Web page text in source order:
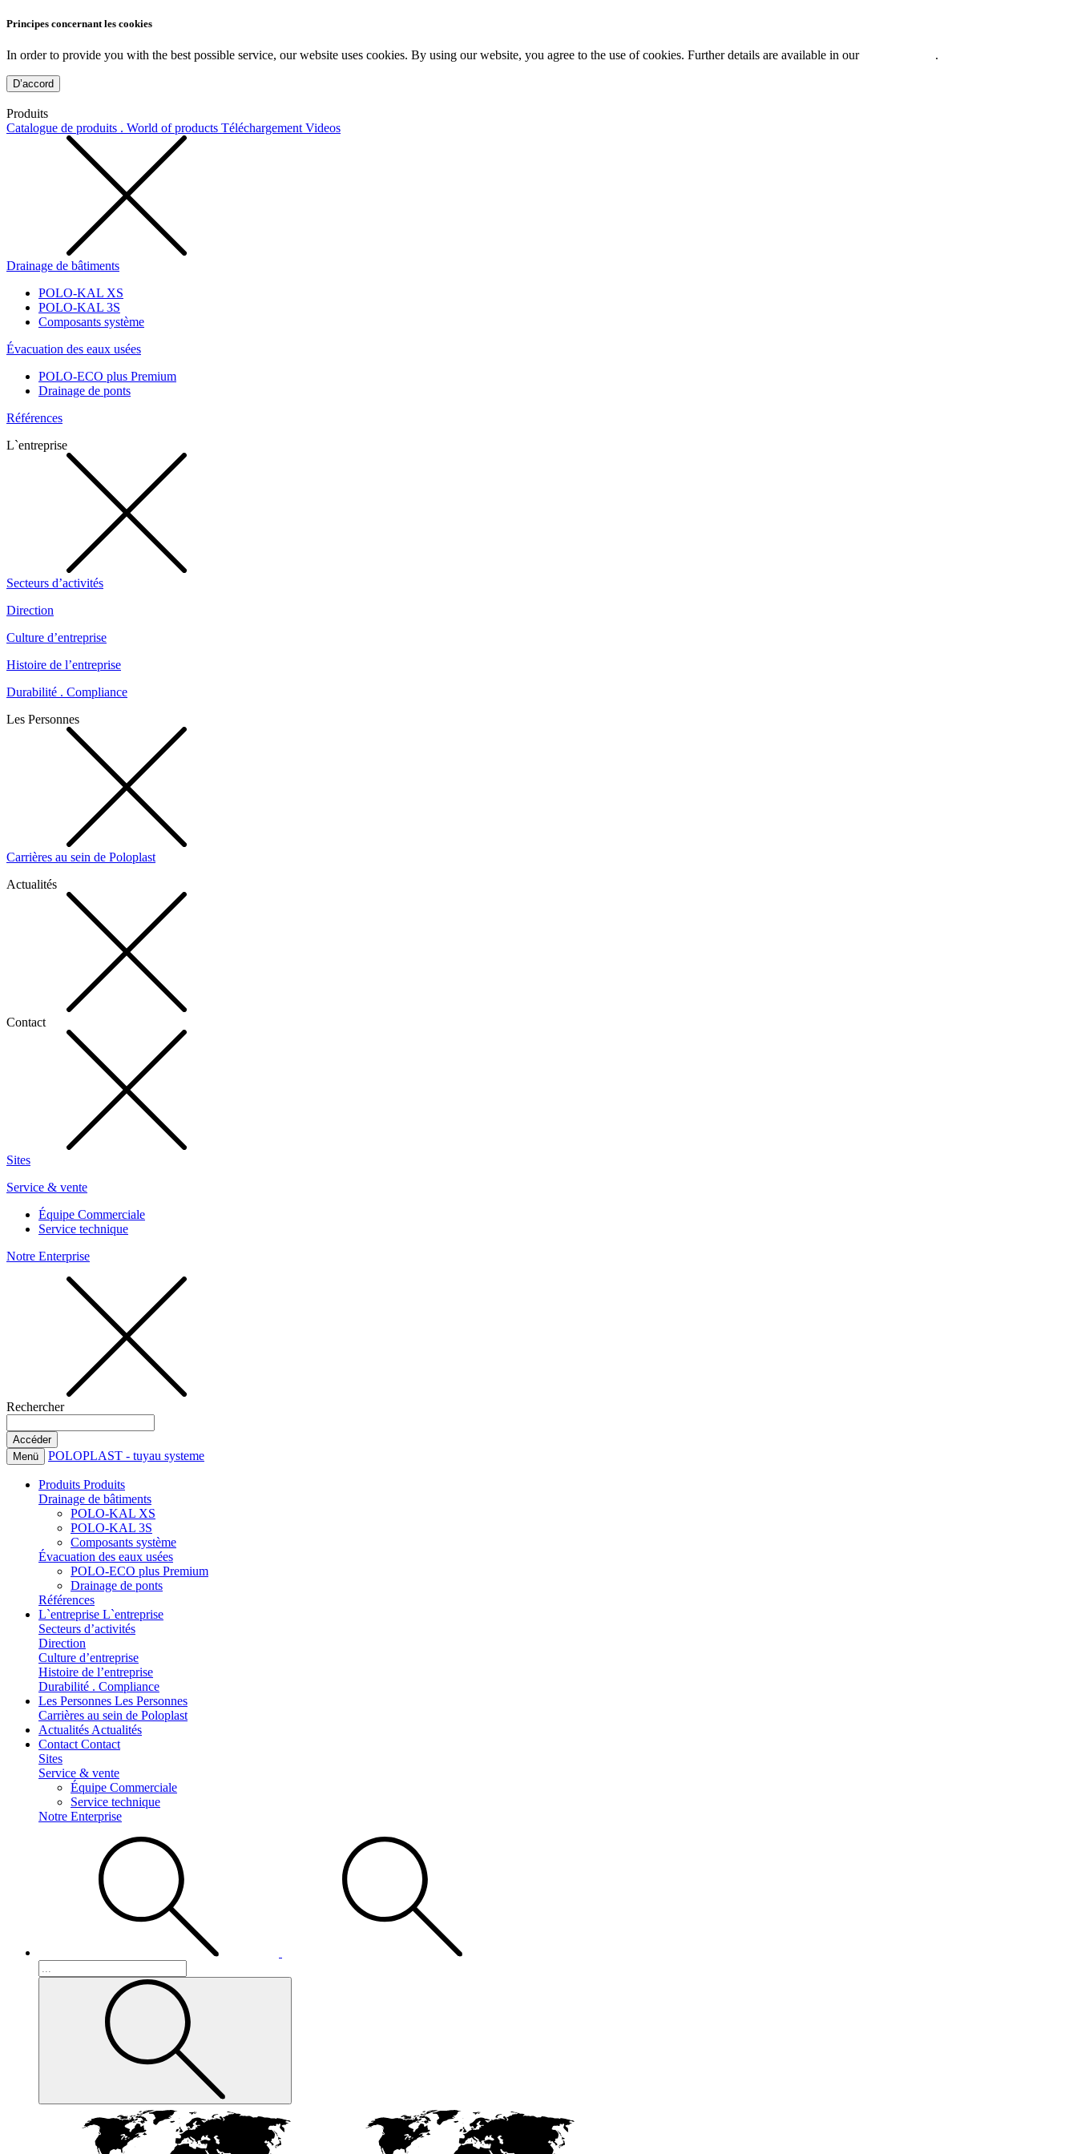
Principes concernant les cookies
In order to provide you with the best possible service, our website uses cookies. By using our website, you agree to the use of cookies. Further details are available in our .
D’accord
Produits
Catalogue de produits . World of products Téléchargement Videos
Drainage de bâtiments
POLO-KAL XS
POLO-KAL 3S
Composants système
Évacuation des eaux usées
POLO-ECO plus Premium
Drainage de ponts
Références
L`entreprise
Secteurs d’activités
Direction
Culture d’entreprise
Histoire de l’entreprise
Durabilité . Compliance
Les Personnes
Carrières au sein de Poloplast
Actualités
Contact
Sites
Service & vente
Équipe Commerciale
Service technique
Notre Enterprise
Rechercher
Menü POLOPLAST - tuyau systeme
Produits Produits
Drainage de bâtiments
POLO-KAL XS
POLO-KAL 3S
Composants système
Évacuation des eaux usées
POLO-ECO plus Premium
Drainage de ponts
Références
L`entreprise L`entreprise
Secteurs d’activités
Direction
Culture d’entreprise
Histoire de l’entreprise
Durabilité . Compliance
Les Personnes Les Personnes
Carrières au sein de Poloplast
Actualités Actualités
Contact Contact
Sites
Service & vente
Équipe Commerciale
Service technique
Notre Enterprise